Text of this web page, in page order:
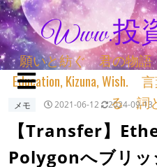
Www.投
願いと紡ぐ 君の物語 ＊
Education, Kizuna,
る 詞
メモ 2021-06-12 2024-09-13
【Transfer】
Polygonへブリッ